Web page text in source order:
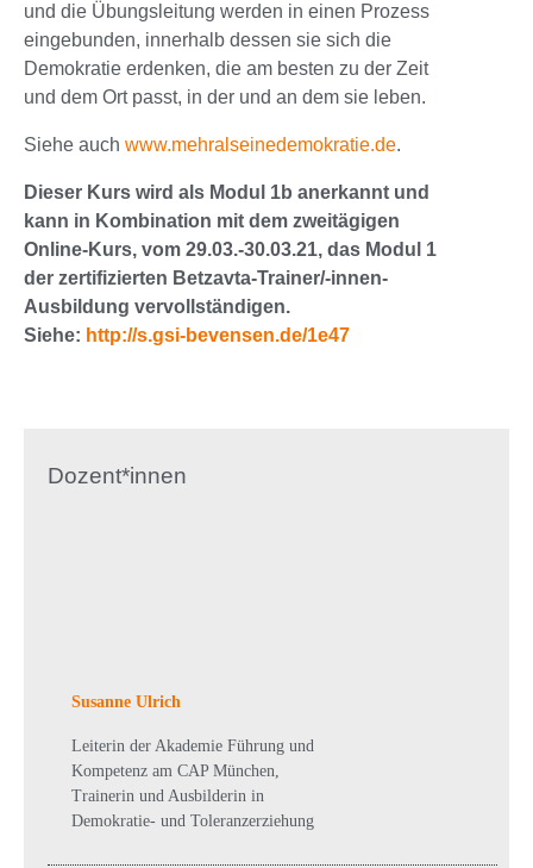
und die Übungsleitung werden in einen Prozess
eingebunden, innerhalb dessen sie sich die
Demokratie erdenken, die am besten zu der Zeit
und dem Ort passt, in der und an dem sie leben.
Siehe auch www.mehralseinedemokratie.de.
Dieser Kurs wird als Modul 1b anerkannt und
kann in Kombination mit dem zweitägigen
Online-Kurs, vom 29.03.-30.03.21, das Modul 1
der zertifizierten Betzavta-Trainer/-innen-
Ausbildung vervollständigen.
Siehe: http://s.gsi-bevensen.de/1e47
Dozent*innen
Susanne Ulrich
Leiterin der Akademie Führung und
Kompetenz am CAP München,
Trainerin und Ausbilderin in
Demokratie- und Toleranzerziehung